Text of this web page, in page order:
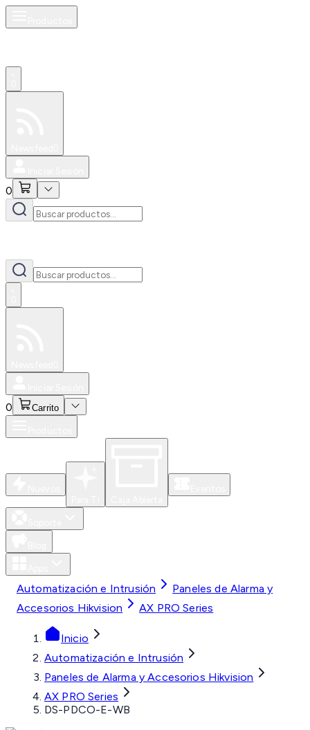
0
0 Carrito
Automatización e Intrusión
Paneles de Alarma y
Accesorios Hikvision
AX PRO Series
Inicio
Automatización e Intrusión
Paneles de Alarma y Accesorios Hikvision
AX PRO Series
DS-PDCO-E-WB